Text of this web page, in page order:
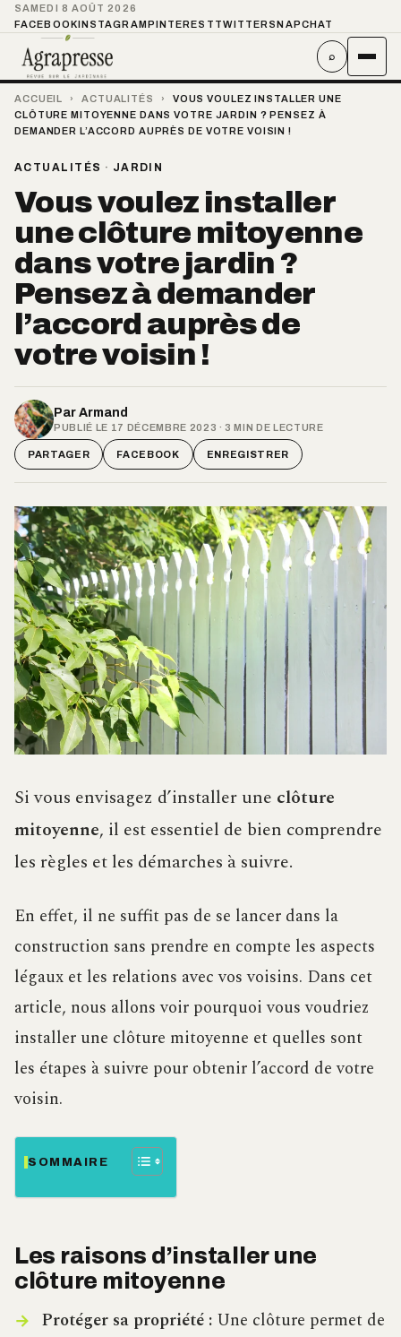
SAMEDI 8 AOÛT 2026
FACEBOOKINSTAGRAMPINTEREST TWITTER SNAPCHAT
⌕
ACCUEIL › ACTUALITÉS ›
VOUS VOULEZ INSTALLER UNE
CLÔTURE MITOYENNE DANS VOTRE JARDIN ? PENSEZ À
DEMANDER L’ACCORD AUPRÈS DE VOTRE VOISIN !
ACTUALITÉS · JARDIN
Vous voulez installer
une clôture mitoyenne
dans votre jardin ?
Pensez à demander
l’accord auprès de
votre voisin !
Par Armand
PUBLIÉ LE 17 DÉCEMBRE 2023 · 3 MIN DE LECTURE
PARTAGER FACEBOOK ENREGISTRER
Si vous envisagez d’installer une clôture
mitoyenne, il est essentiel de bien comprendre
les règles et les démarches à suivre.
En effet, il ne suffit pas de se lancer dans la
construction sans prendre en compte les aspects
légaux et les relations avec vos voisins. Dans cet
article, nous allons voir pourquoi vous voudriez
installer une clôture mitoyenne et quelles sont
les étapes à suivre pour obtenir l’accord de votre
voisin.
SOMMAIRE
Les raisons d’installer une
clôture mitoyenne
Protéger sa propriété :Une clôture permet de